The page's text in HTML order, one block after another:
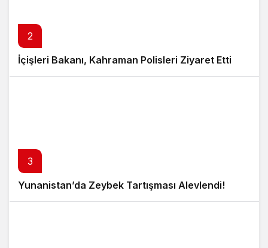
2
İçişleri Bakanı, Kahraman Polisleri Ziyaret Etti
3
Yunanistan’da Zeybek Tartışması Alevlendi!